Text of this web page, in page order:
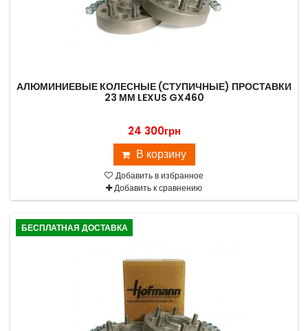
АЛЮМИНИЕВЫЕ КОЛЕСНЫЕ (СТУПИЧНЫЕ) ПРОСТАВКИ
23 ММ LEXUS GX460
24 300грн
В корзину
Добавить в избранное
Добавить к сравнению
БЕСПЛАТНАЯ ДОСТАВКА